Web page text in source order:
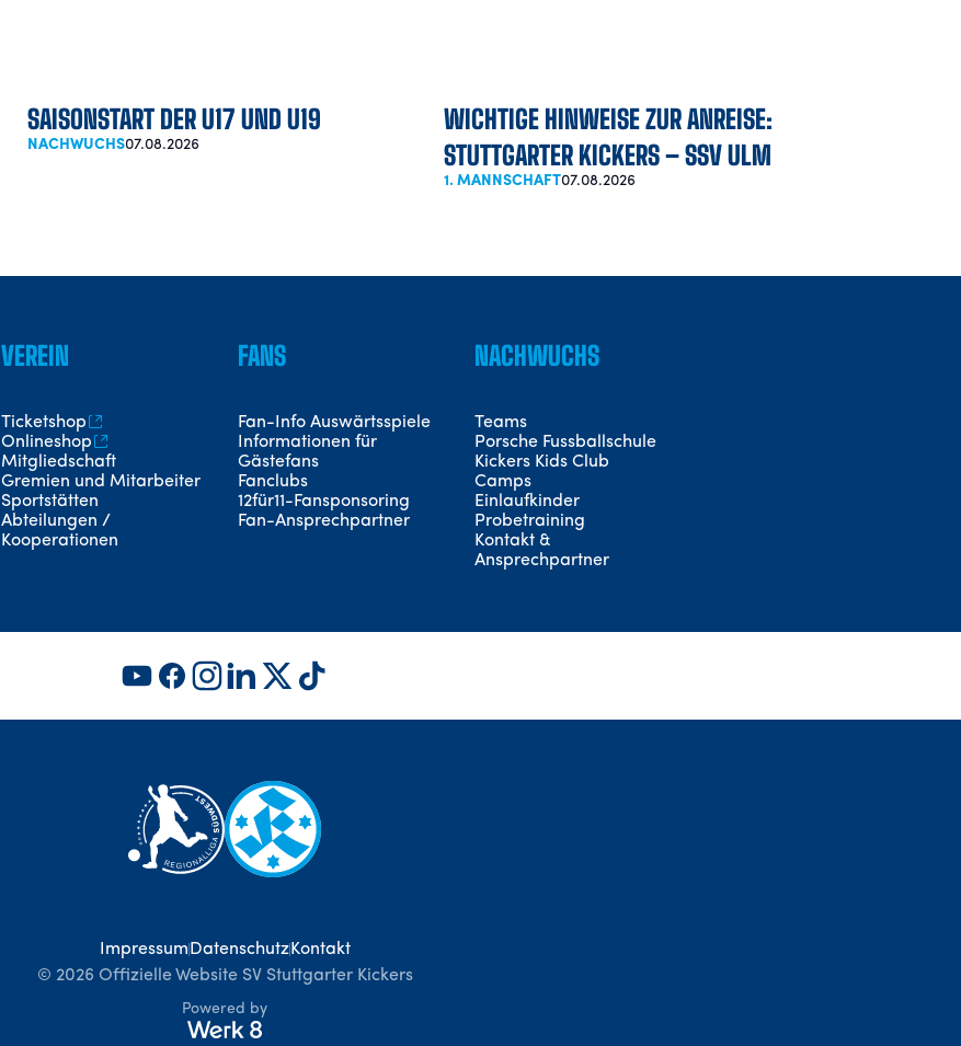
SAISONSTART DER U17 UND U19
NACHWUCHS07.08.2026
WICHTIGE HINWEISE ZUR ANREISE:
STUTTGARTER KICKERS – SSV ULM
1. MANNSCHAFT07.08.2026
VEREIN
Ticketshop
Onlineshop
Mitgliedschaft
Gremien und Mitarbeiter
Sportstätten
Abteilungen /
Kooperationen
FANS
Fan-Info Auswärtsspiele
Informationen für
Gästefans
Fanclubs
12für11-Fansponsoring
Fan-Ansprechpartner
NACHWUCHS
Teams
Porsche Fussballschule
Kickers Kids Club
Camps
Einlaufkinder
Probetraining
Kontakt &
Ansprechpartner
Impressum Datenschutz Kontakt
© 2026 Offizielle Website SV Stuttgarter Kickers
Powered by